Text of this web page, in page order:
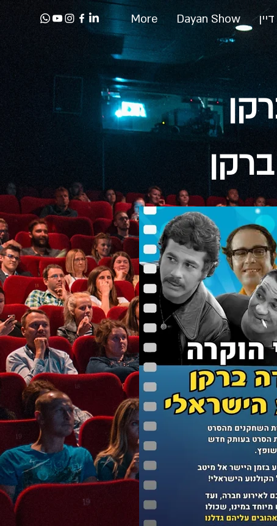
Dayan Show
More